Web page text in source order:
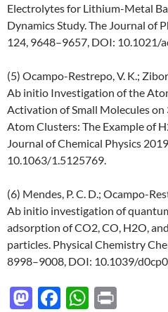
Electrolytes for Lithium-Metal
Dynamics Study. The Journal of
124, 9648–9657, DOI: 10.1021/
(5) Ocampo-Restrepo, V. K.;
Ab initio Investigation of the
Activation of Small Molecules
Atom Clusters: The Example of
Journal of Chemical Physics
10.1063/1.5125769.
(6) Mendes, P. C. D.; Ocampo-
Ab initio investigation of
adsorption of CO2, CO, H2O,
particles. Physical Chemistry
8998–9008, DOI: 10.1039/
M F
W